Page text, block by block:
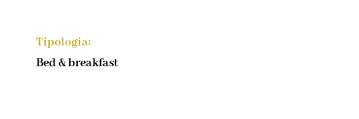
Tipologia:
Bed & breakfast